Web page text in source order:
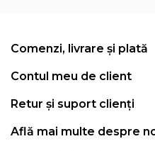
Comenzi, livrare și plată
Contul meu de client
Retur și suport clienți
Află mai multe despre